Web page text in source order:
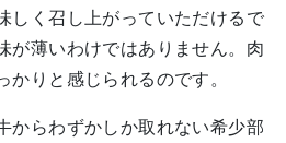
しく召し上がっていただけるで
が薄いわけではありません。肉
りと感じられるのです。
からわずかしか取れない希少部